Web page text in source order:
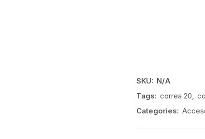
SKU: N/A
Tags: correa 20,
Categories: